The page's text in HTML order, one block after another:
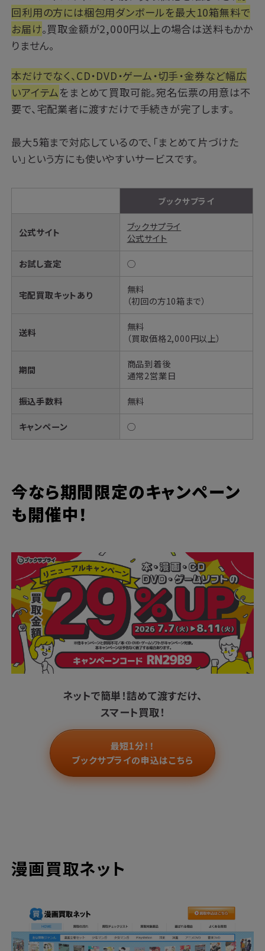
回利用の方には梱包用ダンボールを最大10箱無料で
お届け。買取金額が2,000円以上の場合は送料もかか
りません。
本だけでなく、CD・DVD・ゲーム・切手・金券など幅広
いアイテムをまとめて買取可能。宛名伝票の用意は不
要で、宅配業者に渡すだけで手続きが完了します。
最大5箱まで対応しているので、「まとめて片づけた
い」という方にも使いやすいサービスです。
ブックサプライ
公式サイト
ブックサプライ
公式サイト
お試し査定 ◯
宅配買取キットあり
無料
（初回の方10箱まで）
送料
無料
（買取価格2,000円以上）
期間
商品到着後
通常2営業日
振込手数料 無料
キャンペーン ◯
今なら期間限定のキャンペーン
も開催中！
ネットで簡単！詰めて渡すだけ、
スマート買取！
最短1分！！
ブックサプライの申込はこちら
漫画買取ネット